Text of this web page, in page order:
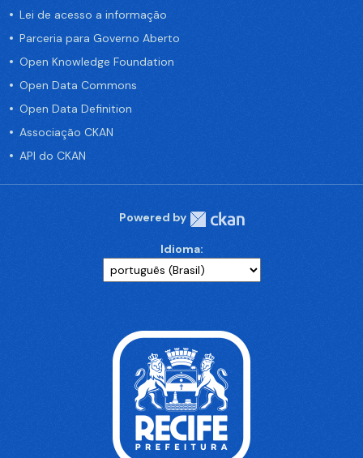
Lei de acesso a informação
Parceria para Governo Aberto
Open Knowledge Foundation
Open Data Commons
Open Data Definition
Associação CKAN
API do CKAN
Powered by
Idioma